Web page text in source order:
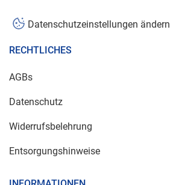
Datenschutzeinstellungen ändern
RECHTLICHES
AGBs
Datenschutz
Widerrufsbelehrung
Entsorgungshinweise